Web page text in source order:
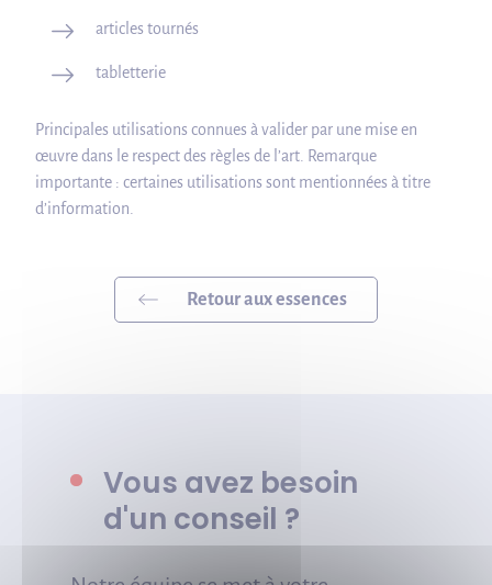
articles tournés
tabletterie
Principales utilisations connues à valider par une mise en
œuvre dans le respect des règles de l’art. Remarque
importante : certaines utilisations sont mentionnées à titre
d’information.
Retour aux essences
Vous avez besoin
d'un conseil ?